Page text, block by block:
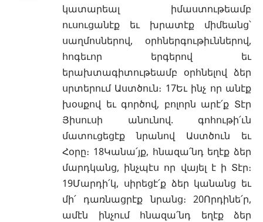
կատարեալ իմաստութեամբ
ուսուցանէք եւ խրատէք միմեանց՝
սաղմոսներով, օրհներգութիւններով,
հոգեւոր երգերով եւ
երախտագիտութեամբ օրհնելով ձեր
սրտերում Աստծուն։ 17Եւ ինչ որ անէք
խօսքով եւ գործով, բոլորն արէ՛ք Տէր
Յիսուսի անունով. գոհութի՛ւն
մատուցեցէք նրանով Աստծուն եւ
Հօրը։ 18Կանա՛յք, հնազա՛նդ եղէք ձեր
մարդկանց, ինչպէս որ վայել է ի Տէր։
19Մարդի՛կ, սիրեցէ՛ք ձեր կանանց եւ
մի՛ դառնացրէք նրանց։ 20Որդինե՛ր,
ամէն ինչում հնազա՛նդ եղէք ձեր